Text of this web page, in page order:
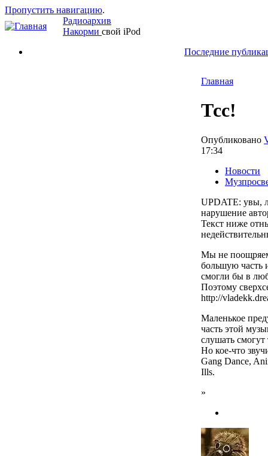
Пропустить навигацию.
Радиоархив
Накорми свой iPod
Последние
Главная
Тсс!
Опубликовано
17:34
Новости
UPDATE: увы,
нарушение
Текст ниже
Мы не
большую часть
смогли бы в
Поэтому
http://
Маленькое
часть этой
слушать
Но кое-что
Gang Dance,
Ills.
»